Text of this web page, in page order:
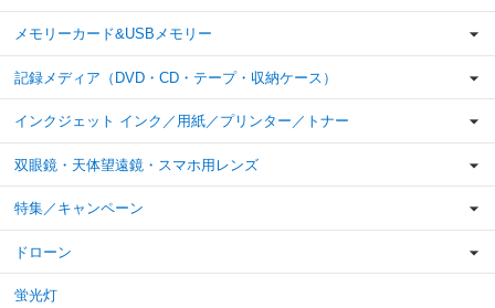
メモリーカード&USBメモリー
記録メディア（DVD・CD・テープ・収納ケース）
インクジェット インク／用紙／プリンター／トナー
双眼鏡・天体望遠鏡・スマホ用レンズ
特集／キャンペーン
ドローン
蛍光灯